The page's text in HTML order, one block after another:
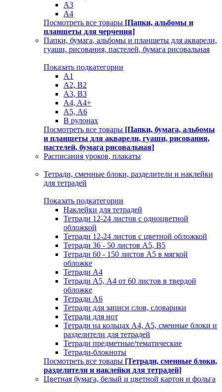
A3
A4
Посмотреть все товары [Папки, альбомы и
планшеты для черчения]
Папки, бумага, альбомы и планшеты для акварели,
гуаши, рисования, пастелей, бумага рисовальная
Показать подкатегории
A1
A2, B2
A3, B3
A4, A4+
А5, А6
В рулонах
Посмотреть все товары [Папки, бумага, альбомы
и планшеты для акварели, гуаши, рисования,
пастелей, бумага рисовальная]
Расписания уроков, плакаты
Тетради, сменные блоки, разделители и наклейки
для тетрадей
Показать подкатегории
Наклейки для тетрадей
Тетради 12-24 листов с одноцветной
обложкой
Тетради 12-24 листов с цветной обложкой
Тетради 36 - 50 листов A5, B5
Тетради 60 - 150 листов А5 в мягкой
обложке
Тетради А4
Тетради А5, А4 от 60 листов в твердой
обложке
Тетради А6
Тетради для записи слов, словарики
Тетради для нот
Тетради на кольцах A4, A5, сменные блоки и
разделители для тетрадей
Тетради предметные/тематические
Тетради-блокноты
Посмотреть все товары [Тетради, сменные блоки,
разделители и наклейки для тетрадей]
Цветная бумага, белый и цветной картон и фольга